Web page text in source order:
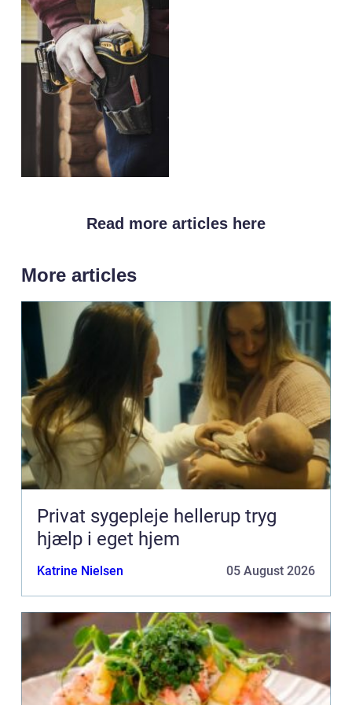
Read more articles here
More articles
Privat sygepleje hellerup tryg
hjælp i eget hjem
Katrine Nielsen 05 August 2026